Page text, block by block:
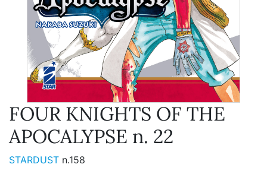
FOUR KNIGHTS OF THE
APOCALYPSE n. 22
STARDUST n.158